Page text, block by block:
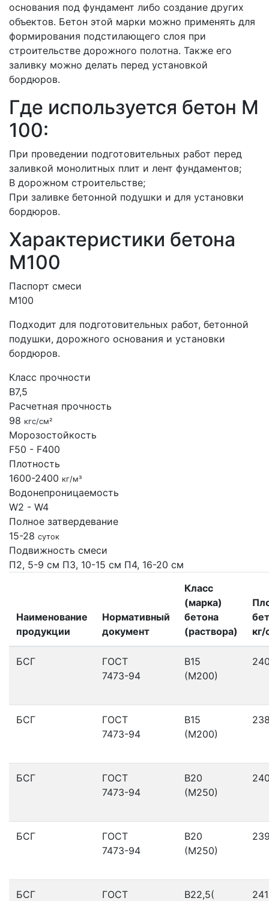
основания под фундамент либо создание других
объектов. Бетон этой марки можно применять для
формирования подстилающего слоя при
строительстве дорожного полотна. Также его
заливку можно делать перед установкой
бордюров.
Где используется бетон М
100:
При проведении подготовительных работ перед
заливкой монолитных плит и лент фундаментов;
В дорожном строительстве;
При заливке бетонной подушки и для установки
бордюров.
Характеристики бетона
М100
Паспорт смеси
М100
Подходит для подготовительных работ, бетонной
подушки, дорожного основания и установки
бордюров.
Класс прочности
B7,5
Расчетная прочность
98 кгс/см²
Морозостойкость
F50 - F400
Плотность
1600-2400 кг/м³
Водонепроницаемость
W2 - W4
Полное затвердевание
15-28 суток
Подвижность смеси
П2, 5-9 см П3, 10-15 см П4, 16-20 см
Наименование
продукции
Нормативный
документ
Класс
(марка)
бетона
(раствора)
кг/
БСГ
ГОСТ
7473-94
В15
(М200)
БСГ
ГОСТ
7473-94
В15
(М200)
БСГ
ГОСТ
7473-94
В20
(М250)
БСГ
ГОСТ
7473-94
В20
(М250)
БСГ ГОСТ В22,5(